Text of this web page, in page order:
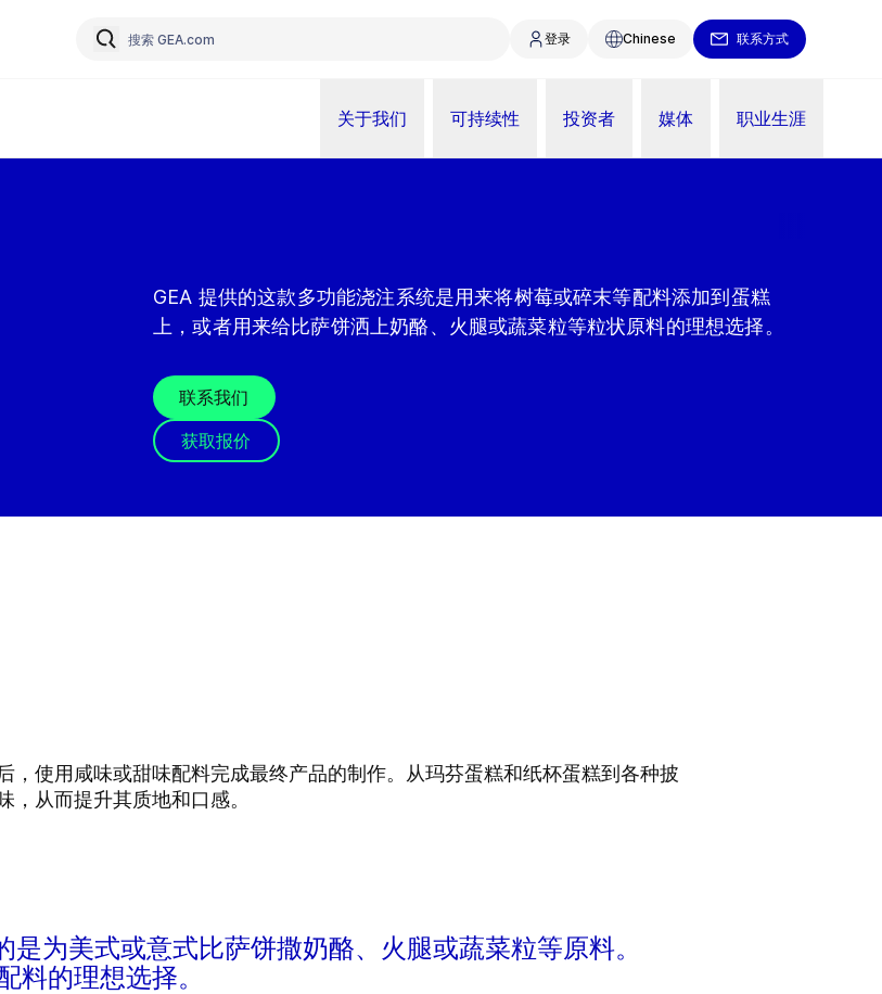
登录 Chinese 联系方式
关于我们 可持续性 投资者 媒体 职业生涯
GEA 提供的这款多功能浇注系统是用来将树莓或碎末等配料添加到蛋糕
上，或者用来给比萨饼洒上奶酪、火腿或蔬菜粒等粒状原料的理想选择。
联系我们
获取报价
，使用咸味或甜味配料完成最终产品的制作。从玛芬蛋糕和纸杯蛋糕到各种披
从而提升其质地和口感。
为美式或意式比萨饼撒奶酪、火腿或蔬菜粒等原料。
料的理想选择。